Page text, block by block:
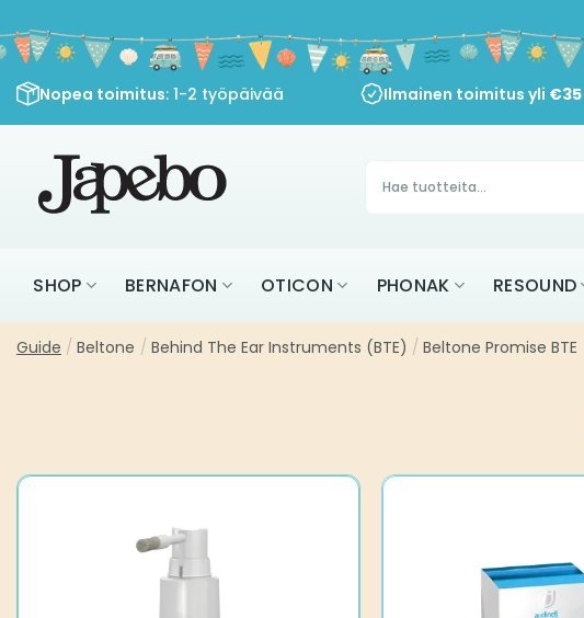
sisältöön
Nopea toimitus: 1-2 työpäivää Ilmainen toimitus yli €35
Products
search
SHOP BERNAFON OTICON PHONAK RESOUND
Guide / Beltone / Behind The Ear Instruments (BTE) / Beltone Promise BTE